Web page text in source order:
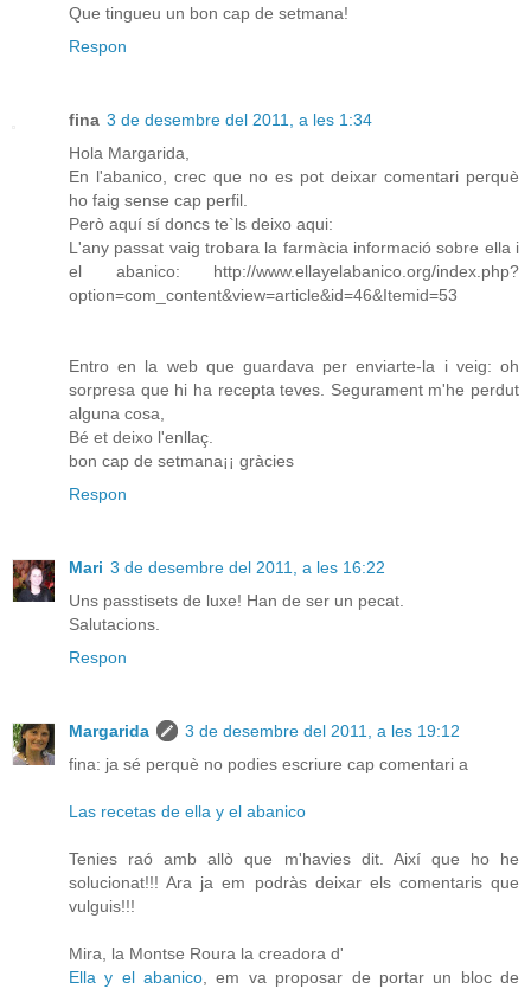
Que tingueu un bon cap de setmana!
Respon
fina 3 de desembre del 2011, a les 1:34
Hola Margarida,
En l'abanico, crec que no es pot deixar comentari perquè
ho faig sense cap perfil.
Però aquí sí doncs te`ls deixo aqui:
L'any passat vaig trobara la farmàcia informació sobre ella i
el abanico: http://www.ellayelabanico.org/index.php?
option=com_content&view=article&id=46&Itemid=53
Entro en la web que guardava per enviarte-la i veig: oh
sorpresa que hi ha recepta teves. Segurament m'he perdut
alguna cosa,
Bé et deixo l'enllaç.
bon cap de setmana¡¡ gràcies
Respon
Mari 3 de desembre del 2011, a les 16:22
Uns passtisets de luxe! Han de ser un pecat.
Salutacions.
Respon
Margarida
3 de desembre del 2011, a les 19:12
fina: ja sé perquè no podies escriure cap comentari a
Las recetas de ella y el abanico
Tenies raó amb allò que m'havies dit. Així que ho he
solucionat!!! Ara ja em podràs deixar els comentaris que
vulguis!!!
Mira, la Montse Roura la creadora d'
Ella y el abanico , em va proposar de portar un bloc de